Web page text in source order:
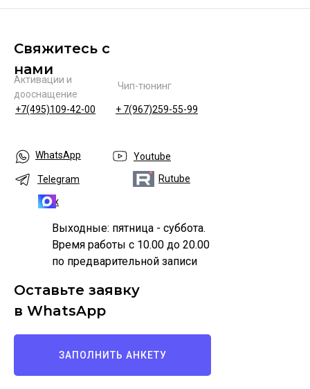
Чип-тюнинг
+ 7(967)259-55-99
Активации и
дооснащение
Оставьте заявку
в WhatsApp
Свяжитесь с
нами
ЗАПОЛНИТЬ АНКЕТУ
WhatsApp
Telegram
Max
+7(495)109-42-00
Youtube
Rutube
Выходные: пятница - суббота.
Время работы с 10.00 до 20.00
по предварительной записи